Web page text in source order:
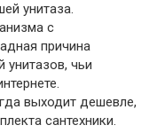
унитаза.
с
причина
унитазов, чьи
выходит дешевле,
сантехники.